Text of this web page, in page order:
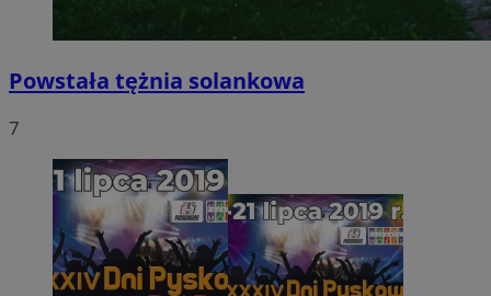
Powstała tężnia solankowa
7